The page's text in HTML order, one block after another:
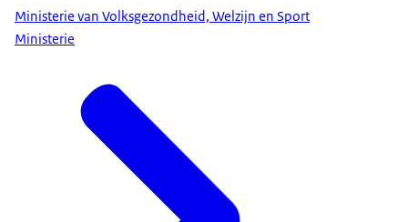
Ministerie van Volksgezondheid, Welzijn en Sport
Ministerie